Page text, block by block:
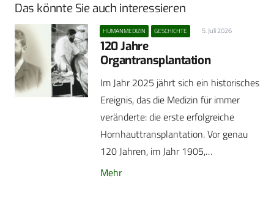
Das könnte Sie auch interessieren
HUMANMEDIZIN GESCHICHTE 5. Juli 2026
120 Jahre
Organtransplantation
Im Jahr 2025 jährt sich ein historisches
Ereignis, das die Medizin für immer
veränderte: die erste erfolgreiche
Hornhauttransplantation. Vor genau
120 Jahren, im Jahr 1905,…
Mehr